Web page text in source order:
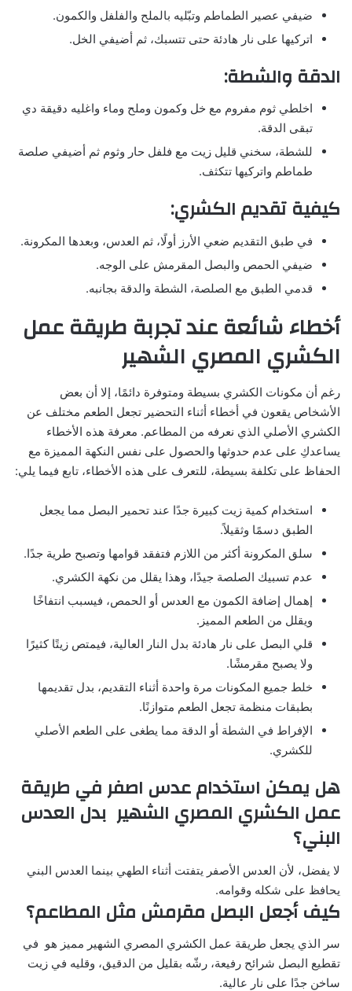
ضيفي عصير الطماطم وتبّليه بالملح والفلفل والكمون.
اتركيها على نار هادئة حتى تتسبك، ثم أضيفي الخل.
الدقة والشطة:
اخلطي ثوم مفروم مع خل وكمون وملح وماء واغليه دقيقة دي
تبقى الدقة.
للشطة، سخني قليل زيت مع فلفل حار وثوم ثم أضيفي صلصة
طماطم واتركيها تتكثف.
كيفية تقديم الكشري:
في طبق التقديم ضعي الأرز أولًا، ثم العدس، وبعدها المكرونة.
ضيفي الحمص والبصل المقرمش على الوجه.
قدمي الطبق مع الصلصة، الشطة والدقة بجانبه.
أخطاء شائعة عند تجربة طريقة عمل
الكشري المصري الشهير
رغم أن مكونات الكشري بسيطة ومتوفرة دائمًا، إلا أن بعض
الأشخاص يقعون في أخطاء أثناء التحضير تجعل الطعم مختلف عن
الكشري الأصلي الذي نعرفه من المطاعم. معرفة هذه الأخطاء
يساعدكِ على عدم حدوثها والحصول على نفس النكهة المميزة مع
الحفاظ على تكلفة بسيطة، للتعرف على هذه الأخطاء، تابع فيما يلي:
استخدام كمية زيت كبيرة جدًا عند تحمير البصل مما يجعل
الطبق دسمًا وثقيلاً.
سلق المكرونة أكثر من اللازم فتفقد قوامها وتصبح طرية جدًا.
عدم تسبيك الصلصة جيدًا، وهذا يقلل من نكهة الكشري.
إهمال إضافة الكمون مع العدس أو الحمص، فيسبب انتفاخًا
ويقلل من الطعم المميز.
قلي البصل على نار هادئة بدل النار العالية، فيمتص زيتًا كثيرًا
ولا يصبح مقرمشًا.
خلط جميع المكونات مرة واحدة أثناء التقديم، بدل تقديمها
بطبقات منظمة تجعل الطعم متوازنًا.
الإفراط في الشطة أو الدقة مما يطغى على الطعم الأصلي
للكشري.
هل يمكن استخدام عدس اصفر في طريقة
عمل الكشري المصري الشهير بدل العدس
البني؟
لا يفضل، لأن العدس الأصفر يتفتت أثناء الطهي بينما العدس البني
يحافظ على شكله وقوامه.
كيف أجعل البصل مقرمش مثل المطاعم؟
سر الذي يجعل طريقة عمل الكشري المصري الشهير مميز هو في
تقطيع البصل شرائح رفيعة، رشّه بقليل من الدقيق، وقليه في زيت
ساخن جدًا على نار عالية.